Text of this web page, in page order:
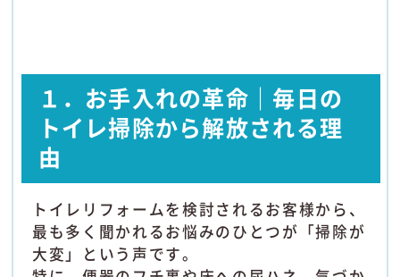
１．お手入れの革命｜毎日の
トイレ掃除から解放される理
由
トイレリフォームを検討されるお客様から、
最も多く聞かれるお悩みのひとつが「掃除が
大変」という声です。